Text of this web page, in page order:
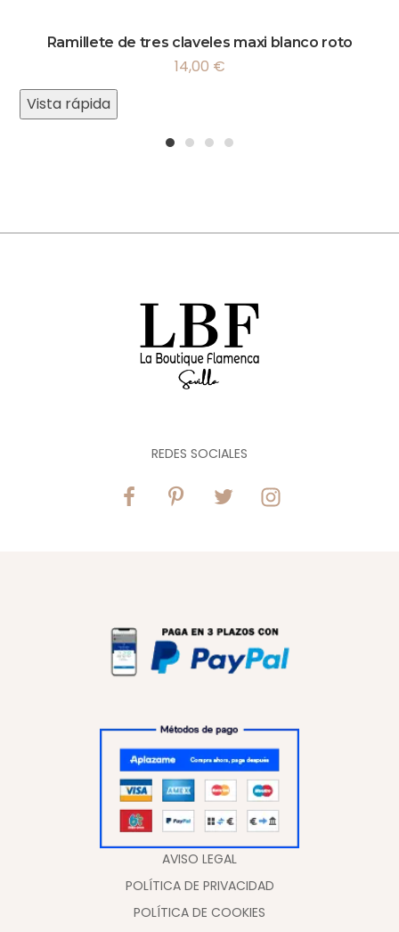
Ramillete de tres claveles maxi blanco roto
14,00 €
Vista rápida
REDES SOCIALES
AVISO LEGAL
POLÍTICA DE PRIVACIDAD
POLÍTICA DE COOKIES